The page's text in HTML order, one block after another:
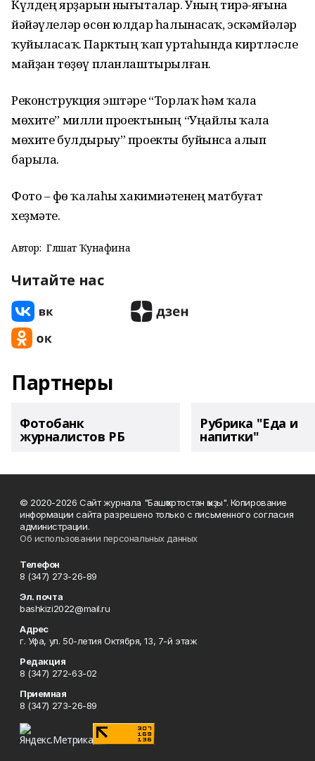
Күлдең ярҙарын нығыталар. Уның тирә-яғына
йәйәүлеләр өсөн юлдар һалынасаҡ, эскәмйәләр
ҡуйыласаҡ. Парктың ҡап уртаһында киртләсле
майҙан төҙөү планлаштырылған.
Реконструкция эштәре “Торлаҡ һәм ҡала
мөхите” милли проектының “Уңайлы ҡала
мөхите булдырыу” проекты буйынса алып
барыла.
Фото – Өфө ҡалаһы хакимиәтенең матбуғат
хеҙмәте.
Автор: Гөлшат Ҡунафина
Читайте нас
Партнеры
Фотобанк
журналистов РБ
Рубрика "Еда и
напитки"
© 2020-2026 Сайт журнала "Башҡортостан ҡыҙы". Копирование
информации сайта разрешено только с письменного согласия
администрации.
Об использовании персональных данных
Телефон
8 (347) 273-26-89
Эл. почта
bashkizi2022@mail.ru
Адрес
г. Уфа, ул. 50-летия Октября, 13, 7-й этаж
Редакция
8 (347) 272-63-02
Приемная
8 (347) 273-26-89